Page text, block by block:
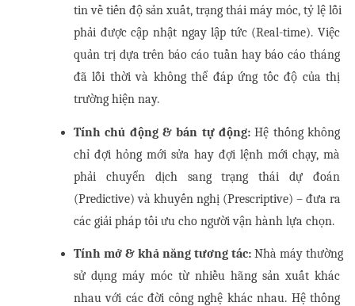
tin về tiến độ sản xuất, trạng thái máy móc, tỷ lệ lỗi
phải được cập nhật ngay lập tức (Real-time). Việc
quản trị dựa trên báo cáo tuần hay báo cáo tháng
đã lỗi thời và không thể đáp ứng tốc độ của thị
trường hiện nay.
Tính chủ động & bán tự động: Hệ thống không
chỉ đợi hỏng mới sửa hay đợi lệnh mới chạy, mà
phải chuyển dịch sang trạng thái dự đoán
(Predictive) và khuyến nghị (Prescriptive) – đưa ra
các giải pháp tối ưu cho người vận hành lựa chọn.
Tính mở & khả năng tương tác: Nhà máy thường
sử dụng máy móc từ nhiều hãng sản xuất khác
nhau với các đời công nghệ khác nhau. Hệ thống